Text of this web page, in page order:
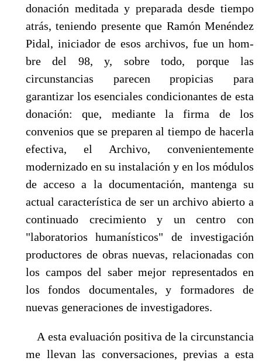
donación meditada y preparada desde tiempo
atrás, teniendo presente que Ramón Menéndez
Pidal, iniciador de esos archivos, fue un hom­
bre del 98, y, sobre todo, porque las
circunstancias parecen propicias para
garantizar los esen­ciales condicionantes de esta
donación: que, mediante la firma de los
convenios que se prepa­ren al tiempo de hacerla
efectiva, el Archivo, convenientemente
modernizado en su instalación y en los módulos
de acceso a la documentación, mantenga su
actual característica de ser un ar­chivo abierto a
continuado crecimiento y un centro con
"laboratorios humanísticos" de inves­tigación
productores de obras nuevas, relacionadas con
los campos del saber mejor representa­dos en
los fondos documentales, y formadores de
nuevas generaciones de investigadores.
A esta evaluación positiva de la circunstancia
me llevan las conversaciones, previas a esta